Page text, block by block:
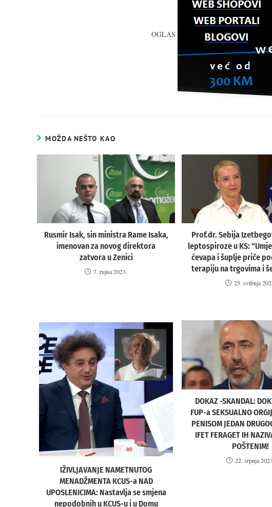
OGLAS
MOŽDA NEŠTO KAO
Rusmir Isak, sin ministra Rame Isaka,
imenovan za novog direktora
zatvora u Zenici
7. rujna 2023.
Prof.dr. Sebija
leptospiroze u KS:
ćevapa i šuplje priče
terapiju na trgovima i
25. svibnja
IŽIVLJAVANJE NAMETNUTOG
MENADŽMENTA KCUS-a NAD
UPOSLENICIMA: Nastavlja se smjena
nepodobnih u KCUS-u i u Domu
DOKAZ -SKANDAL:
FUP-a SEKSUALNO
PENISOM JEDAN
IFET FERAGET IH
POŠTENIM!
22. srpnja